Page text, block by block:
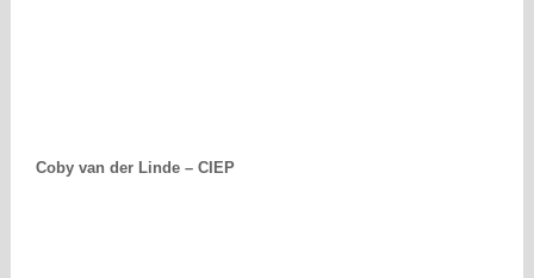
Coby van der Linde – CIEP